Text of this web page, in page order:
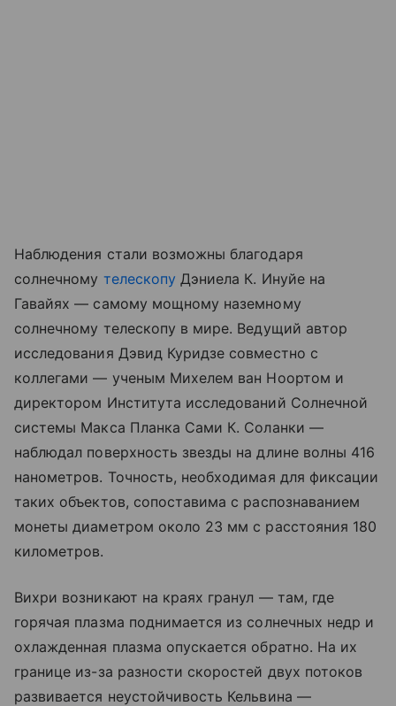
Наблюдения стали возможны благодаря
солнечному телескопу Дэниела К. Инуйе на
Гавайях — самому мощному наземному
солнечному телескопу в мире. Ведущий автор
исследования Дэвид Куридзе совместно с
коллегами — ученым Михелем ван Ноортом и
директором Института исследований Солнечной
системы Макса Планка Сами К. Соланки —
наблюдал поверхность звезды на длине волны 416
нанометров. Точность, необходимая для фиксации
таких объектов, сопоставима с распознаванием
монеты диаметром около 23 мм с расстояния 180
километров.
Вихри возникают на краях гранул — там, где
горячая плазма поднимается из солнечных недр и
охлажденная плазма опускается обратно. На их
границе из-за разности скоростей двух потоков
развивается неустойчивость Кельвина —